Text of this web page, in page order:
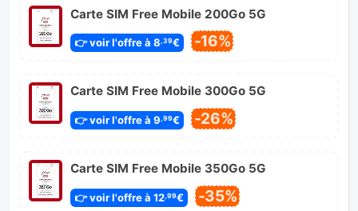
Carte SIM Free Mobile 200Go 5G
👉 voir l'offre à 8,39€ -16%
Carte SIM Free Mobile 300Go 5G
👉 voir l'offre à 9 ,99€ -26%
Carte SIM Free Mobile 350Go 5G
👉 voir l'offre à 12,99€ -35%